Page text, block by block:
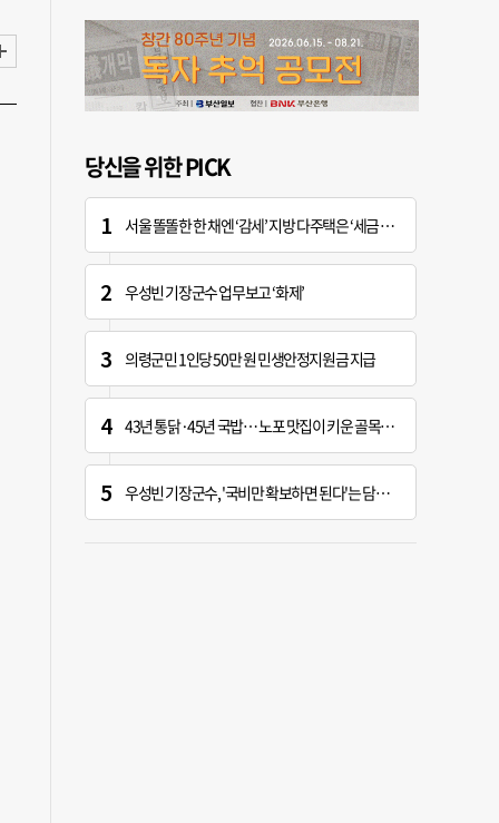
당신을 위한 PICK
서울 똘똘한 한 채엔 ‘감세’ 지방 다주택은 ‘세금 폭탄’
우성빈 기장군수 업무보고 ‘화제’
의령군민 1인당 50만 원 민생안정지원금 지급
43년 통닭·45년 국밥… 노포 맛집이 키운 골목시장 [골목시장, 다시 장날]
우성빈 기장군수, '국비만 확보하면 된다'는 담당자에 "국비는 국민의 혈세" 지적